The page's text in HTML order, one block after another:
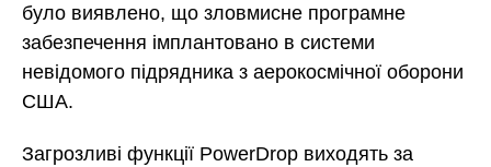
було виявлено, що зловмисне програмне
забезпечення імплантовано в системи
невідомого підрядника з аерокосмічної оборони
США.
Загрозливі функції PowerDrop виходять за